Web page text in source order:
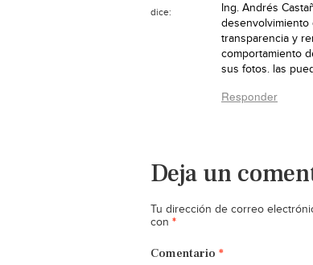
dice:
Ing. Andrés
desenvolvimiento
transparencia y
comportamiento
sus fotos. las
Responder
Deja un
Tu dirección de correo
con *
Comentario *